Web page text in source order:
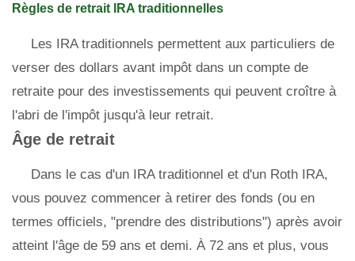
Règles de retrait IRA traditionnelles
Les IRA traditionnels permettent aux particuliers de
verser des dollars avant impôt dans un compte de
retraite pour des investissements qui peuvent croître à
l'abri de l'impôt jusqu'à leur retrait.
Âge de retrait
Dans le cas d'un IRA traditionnel et d'un Roth IRA,
vous pouvez commencer à retirer des fonds (ou en
termes officiels, "prendre des distributions") après avoir
atteint l'âge de 59 ans et demi. À 72 ans et plus, vous